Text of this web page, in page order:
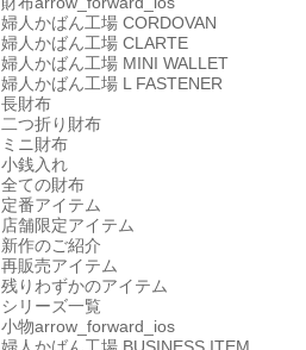
婦人かばん工場 CORDOVAN
婦人かばん工場 CLARTE
婦人かばん工場 MINI WALLET
婦人かばん工場 L FASTENER
長財布
二つ折り財布
ミニ財布
小銭入れ
全ての財布
定番アイテム
店舗限定アイテム
新作のご紹介
再販売アイテム
残りわずかのアイテム
シリーズ一覧
小物arrow_forward_ios